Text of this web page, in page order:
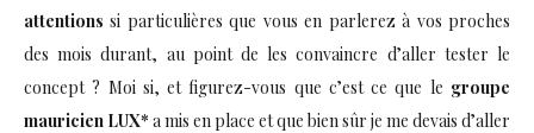
attentions si particulières que vous en parlerez à vos proches
des mois durant, au point de les convaincre d’aller tester le
concept ? Moi si, et figurez-vous que c’est ce que le groupe
mauricien LUX* a mis en place et que bien sûr je me devais d’aller